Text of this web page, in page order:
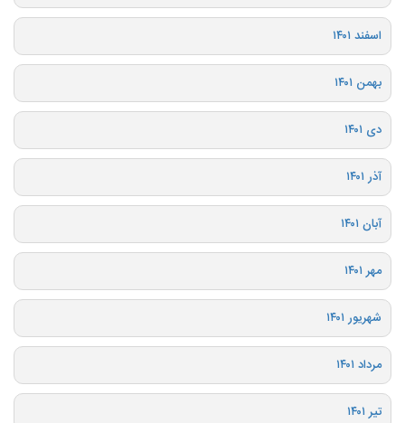
اسفند ۱۴۰۱
بهمن ۱۴۰۱
دی ۱۴۰۱
آذر ۱۴۰۱
آبان ۱۴۰۱
مهر ۱۴۰۱
شهریور ۱۴۰۱
مرداد ۱۴۰۱
تیر ۱۴۰۱